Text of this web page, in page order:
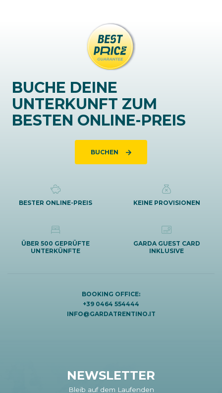
BUCHE DEINE
UNTERKUNFT ZUM
BESTEN ONLINE-PREIS
BUCHEN
BESTER ONLINE-PREIS KEINE PROVISIONEN
ÜBER 500 GEPRÜFTE
UNTERKÜNFTE
GARDA GUEST CARD
INKLUSIVE
BOOKING OFFICE:
+39 0464 554444
INFO@GARDATRENTINO.IT
NEWSLETTER
Bleib auf dem Laufenden